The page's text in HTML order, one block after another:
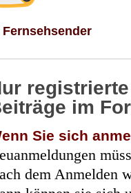
im
Sie sich
dem Anmelden